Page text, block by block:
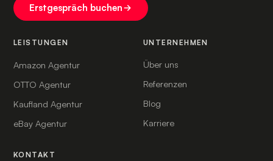
Erstgespräch buchen
LEISTUNGEN
Amazon Agentur
OTTO Agentur
Kaufland Agentur
eBay Agentur
UNTERNEHMEN
Über uns
Referenzen
Blog
Karriere
KONTAKT